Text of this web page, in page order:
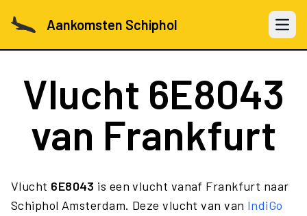
Aankomsten Schiphol Open
Vlucht 6E8043
van Frankfurt
Vlucht 6E8043 is een vlucht vanaf Frankfurt naar
Schiphol Amsterdam. Deze vlucht van van IndiGo